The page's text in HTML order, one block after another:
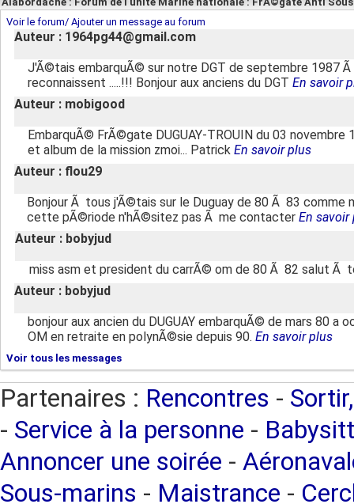
Voir le forum/ Ajouter un message au forum
Auteur : 1964pg44@gmail.com
J'Ã©tais embarquÃ© sur notre DGT de septembre 1987
reconnaissent .....!!! Bonjour aux anciens du DGT En savoir
Auteur : mobigood
EmbarquÃ© FrÃ©gate DUGUAY-TROUIN du 03
et album de la mission zmoi... Patrick En savoir plus
Auteur : flou29
Bonjour Ã tous j'Ã©tais sur le Duguay de 80 Ã 83 comme
cette pÃ©riode n'hÃ©sitez pas Ã me contacter En savoir
Auteur : bobyjud
miss asm et president du carrÃ© om de 80 Ã 82 salut Ã
Auteur : bobyjud
bonjour aux ancien du DUGUAY embarquÃ© de mars 80
OM en retraite en polynÃ©sie depuis 90. En savoir plus
Voir tous les messages
Partenaires : Rencontres -
- Service à la personne -
Annoncer une soirée -
Sous-marins - Maistrance -